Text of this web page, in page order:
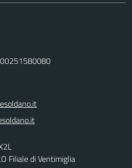
Filiale di Ventimiglia